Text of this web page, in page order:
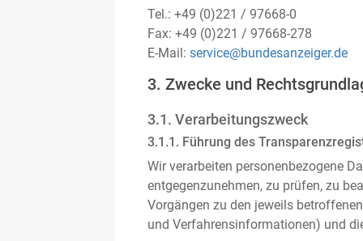
Tel.: +49 (0)221 / 97668-0
Fax: +49 (0)221 / 97668-278
E-Mail: service@bundesanzeiger.de
3. Zwecke und
3.1. Verarbeitungszweck
3.1.1. Führung des
Wir verarbeiten personenbezogene
entgegenzunehmen, zu prüfen, zu
Vorgängen zu den jeweils
und Verfahrensinformationen) und